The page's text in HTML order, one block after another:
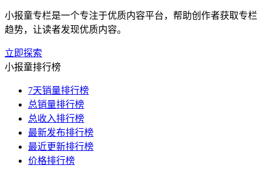
小报童专栏是一个专注于优质内容平台，帮助创作者获取专栏
趋势，让读者发现优质内容。
立即探索
小报童排行榜
7天销量排行榜
总销量排行榜
总收入排行榜
最新发布排行榜
最近更新排行榜
价格排行榜